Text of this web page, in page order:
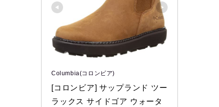
Columbia(コロンビア)
[コロンビア] サップランド ツー
ラックス サイドゴア ウォータ